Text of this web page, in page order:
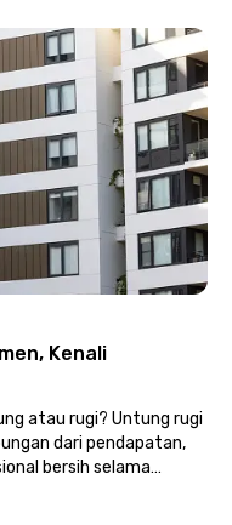
Kenali
atau rugi? Untung rugi
dari pendapatan,
bersih selama